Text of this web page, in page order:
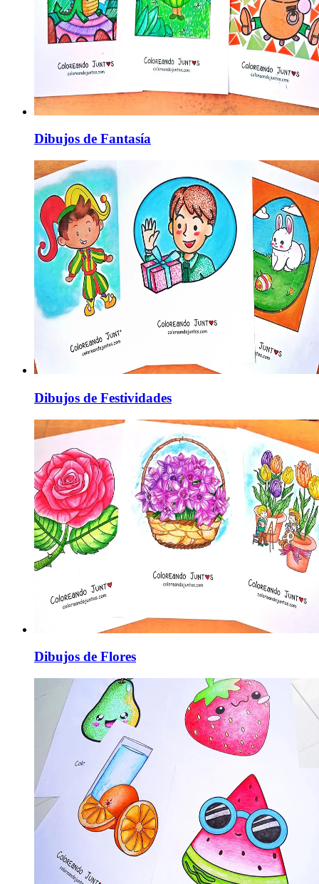
Dibujos de Fantasía
Dibujos de Festividades
Dibujos de Flores